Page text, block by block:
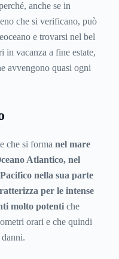
anche se in
che si verificano, può
e trovarsi nel bel
in vacanza a fine estate,
avvengono quasi ogni
che si forma nel mare
Atlantico, nel
nella sua parte
per le intense
molto potenti che
orari e che quindi